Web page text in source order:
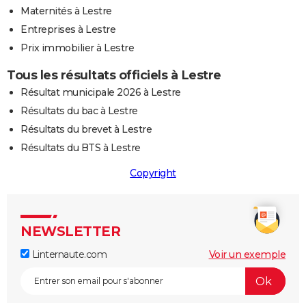
Maternités à Lestre
Entreprises à Lestre
Prix immobilier à Lestre
Tous les résultats officiels à Lestre
Résultat municipale 2026 à Lestre
Résultats du bac à Lestre
Résultats du brevet à Lestre
Résultats du BTS à Lestre
Copyright
NEWSLETTER
Linternaute.com Voir un exemple